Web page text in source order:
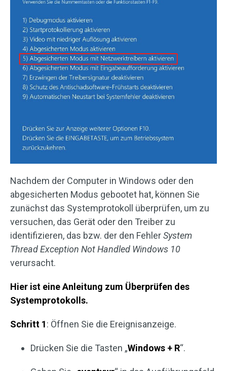
Nachdem der Computer in Windows oder den
abgesicherten Modus gebootet hat, können Sie
zunächst das Systemprotokoll überprüfen, um zu
versuchen, das Gerät oder den Treiber zu
identifizieren, das bzw. der den FehlerSystem
Thread Exception Not Handled Windows 10
verursacht.
Hier ist eine Anleitung zum Überprüfen des
Systemprotokolls.
Schritt 1: Öffnen Sie die Ereignisanzeige.
Drücken Sie die Tasten „Windows + R“.